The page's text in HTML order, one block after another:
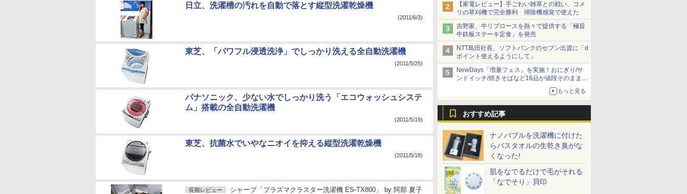
【家電レビュー】手ごわい雑草との戦い、コメ
リの草刈機で完全勝利 掃除機感覚で使えた
吉野家、牛リブロースを熱々で提供する「極旨
牛鉄板ステーキ定食」を発売
NTT島田社長、ソフトバンクのセブン出資に「d
ポイント使えるようにして」
NewDays「増量フェス」を実施！おにぎり/サ
ンドイッチ/焼きそばなど16品が値段そのままで
もっと見る
おすすめ記事
ナノバブルを洗濯機に付けた
らバスタオルの生乾き臭がな
くなった!
肌をなでるだけで毛がそれる
「なでそり」貝印
日立、洗濯槽の汚れを自動で落とす縦型洗濯乾燥機
(2011/6/3)
東芝、「パワフル浸透洗浄」でしっかり洗える全自動洗濯機
(2011/5/25)
パナソニック、少ない水でしっかり洗う「エコウォッシュシステ
ム」搭載の全自動洗濯機
(2011/5/19)
東芝、抗菌水でいやなニオイを抑える縦型洗濯乾燥機
(2011/5/18)
長期レビュー シャープ「プラズマクラスター洗濯機 ES-TX800」 by 阿部 夏子